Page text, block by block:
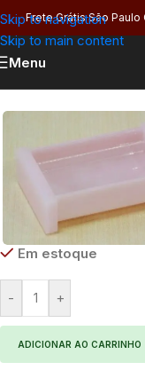
Skip to navigation
Skip to main content
Frete Grátis São
Menu
Em estoque
- +
ADICIONAR AO CARRINHO